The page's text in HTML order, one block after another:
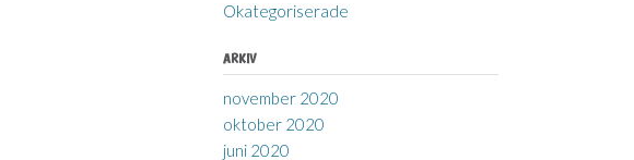
Okategoriserade
ARKIV
november 2020
oktober 2020
juni 2020